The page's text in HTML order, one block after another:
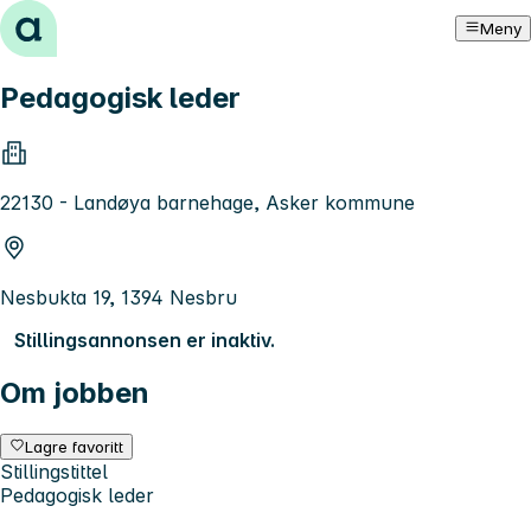
Hopp til innhold Meny
Pedagogisk leder
22130 - Landøya barnehage, Asker kommune
Nesbukta 19, 1394 Nesbru
Stillingsannonsen er inaktiv.
Om jobben
Lagre favoritt
Stillingstittel
Pedagogisk leder